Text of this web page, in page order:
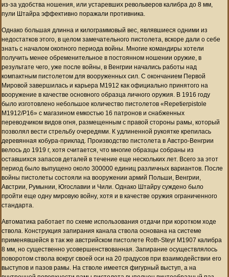
из-за удобства ношения, или устаревших револьверов калибра до 8 мм,
пули Штайра эффективно поражали противника.
Однако большая длинна и килограммовый вес, являвшиеся одними из
недостатков этого, в целом замечательного пистолета, вскоре дали о себе
знать с началом окопного периода войны. Многие командиры хотели
получить менее обременительное в постоянном ношении оружие, в
результате чего, уже после войны, в Венгрии начались работы над
компактным пистолетом для вооруженных сил. С окончанием Первой
Мировой завершилась и карьера M1912 как официально принятого на
вооружение в качестве основного образца личного оружия. В 1916 году
было изготовлено небольшое количество пистолетов «Repetierpistole
M1912/P16» с магазином емкостью 16 патронов и снабженных
переводчиком видов огня, размещенным с правой стороны рамы, который
позволял вести стрельбу очередями. К удлиненной рукоятке крепилась
деревянная кобура-приклад. Производство пистолета в Австро-Венгрии
велось до 1919 г, хотя считается, что многие образцы собраны из
оставшихся запасов деталей в течение еще нескольких лет. Всего за этот
период было выпущено около 300000 единиц различных вариантов. После
войны пистолеты состояли на вооружении армий Польши, Венгрии,
Австрии, Румынии, Югославии и Чили. Однако Штайру суждено было
пройти еще одну мировую войну, хотя и в качестве оружия ограниченного
стандарта.
Автоматика работает по схеме использования отдачи при коротком ходе
ствола. Конструкция запирания канала ствола основана на системе
применявшейся в так же австрийском пистолете Roth-Steyr M1907 калибра
8 мм, но существенно усовершенствованная. Запирание осуществлялось
поворотом ствола вокруг своей оси на 20 градусов при взаимодействии его
выступов и пазов рамы. На стволе имеется фигурный выступ, а на